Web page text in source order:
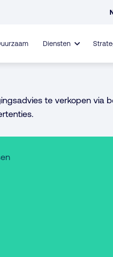
Diensten
te verkopen via